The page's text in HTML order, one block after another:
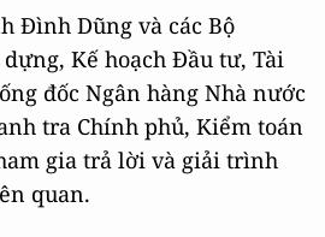
Đình Dũng và các Bộ
Kế hoạch Đầu tư, Tài
đốc Ngân hàng Nhà nước
tra Chính phủ, Kiểm toán
gia trả lời và giải trình
quan.